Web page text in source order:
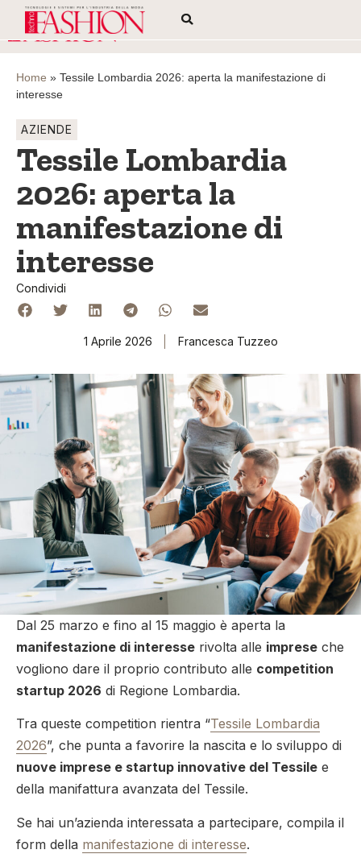
Home » Tessile Lombardia 2026: aperta la manifestazione di
interesse
AZIENDE
Tessile Lombardia
2026: aperta la
manifestazione di
interesse
Condividi
1 Aprile 2026 Francesca Tuzzeo
Dal 25 marzo e fino al 15 maggio è aperta la
manifestazione di interesse rivolta alle imprese che
vogliono dare il proprio contributo alle competition
startup 2026 di Regione Lombardia.
Tra queste competition rientra “Tessile Lombardia
2026”, che punta a favorire la nascita e lo sviluppo di
nuove imprese e startup innovative del Tessile e
della manifattura avanzata del Tessile.
Se hai un’azienda interessata a partecipare, compila il
form della manifestazione di interesse.